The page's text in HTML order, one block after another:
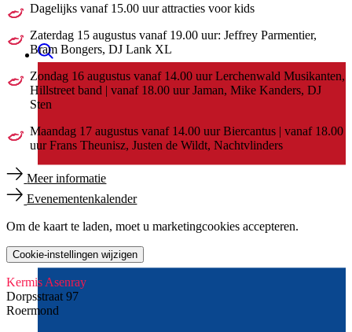
Dagelijks vanaf 15.00 uur attracties voor kids
Zaterdag 15 augustus vanaf 19.00 uur: Jeffrey Parmentier,
Bram Bongers, DJ Lank XL
Zondag 16 augustus vanaf 14.00 uur Lerchenwald Musikanten,
Hillstreet band | vanaf 18.00 uur Jaman, Mike Kanders, DJ
Sten
Maandag 17 augustus vanaf 14.00 uur Biercantus | vanaf 18.00
uur Frans Theunisz, Justen de Wildt, Nachtvlinders
Meer informatie
Evenementenkalender
Om de kaart te laden, moet u marketingcookies accepteren.
Cookie-instellingen wijzigen
Kermis Asenray
Dorpsstraat 97
Roermond